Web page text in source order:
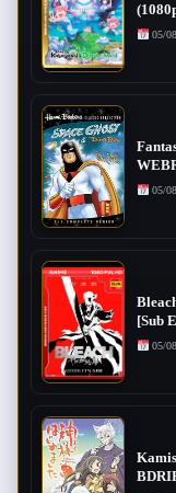
05/
05/
[Sub
05/